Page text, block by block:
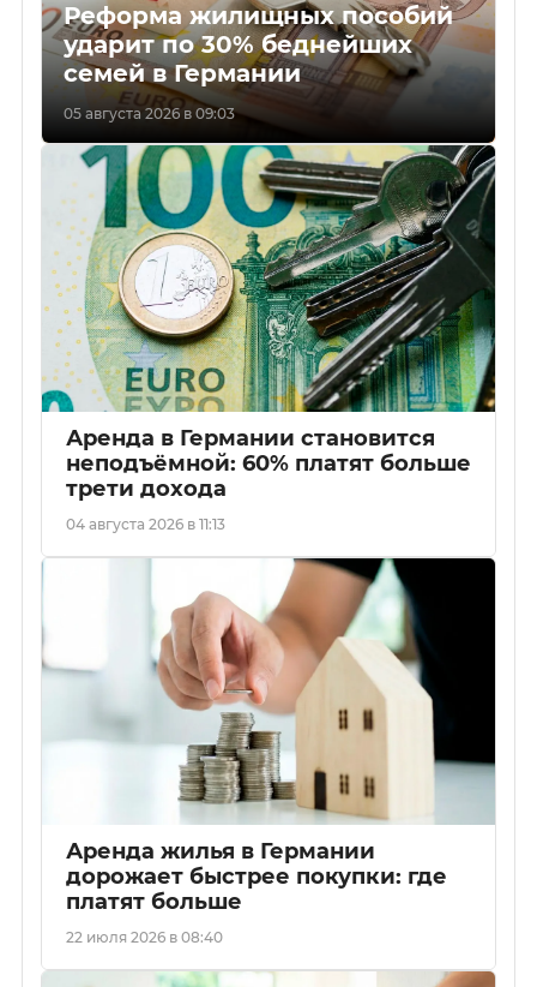
Реформа жилищных пособий
ударит по 30% беднейших
семей в Германии
05 августа 2026 в 09:03
Аренда в Германии становится
неподъёмной: 60% платят больше
трети дохода
04 августа 2026 в 11:13
Аренда жилья в Германии
дорожает быстрее покупки: где
платят больше
22 июля 2026 в 08:40